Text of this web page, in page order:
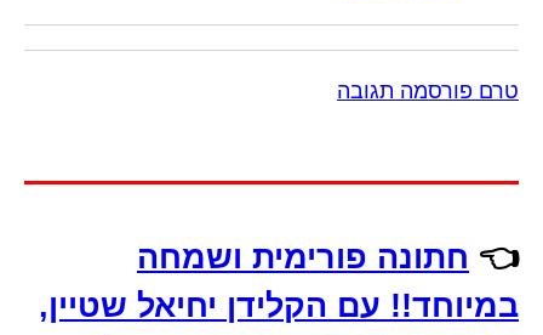
טרם פורסמה תגובה
👈 חתונה פורימית ושמחה
במיוחד!! עם הקלידן יחיאל שטיין,